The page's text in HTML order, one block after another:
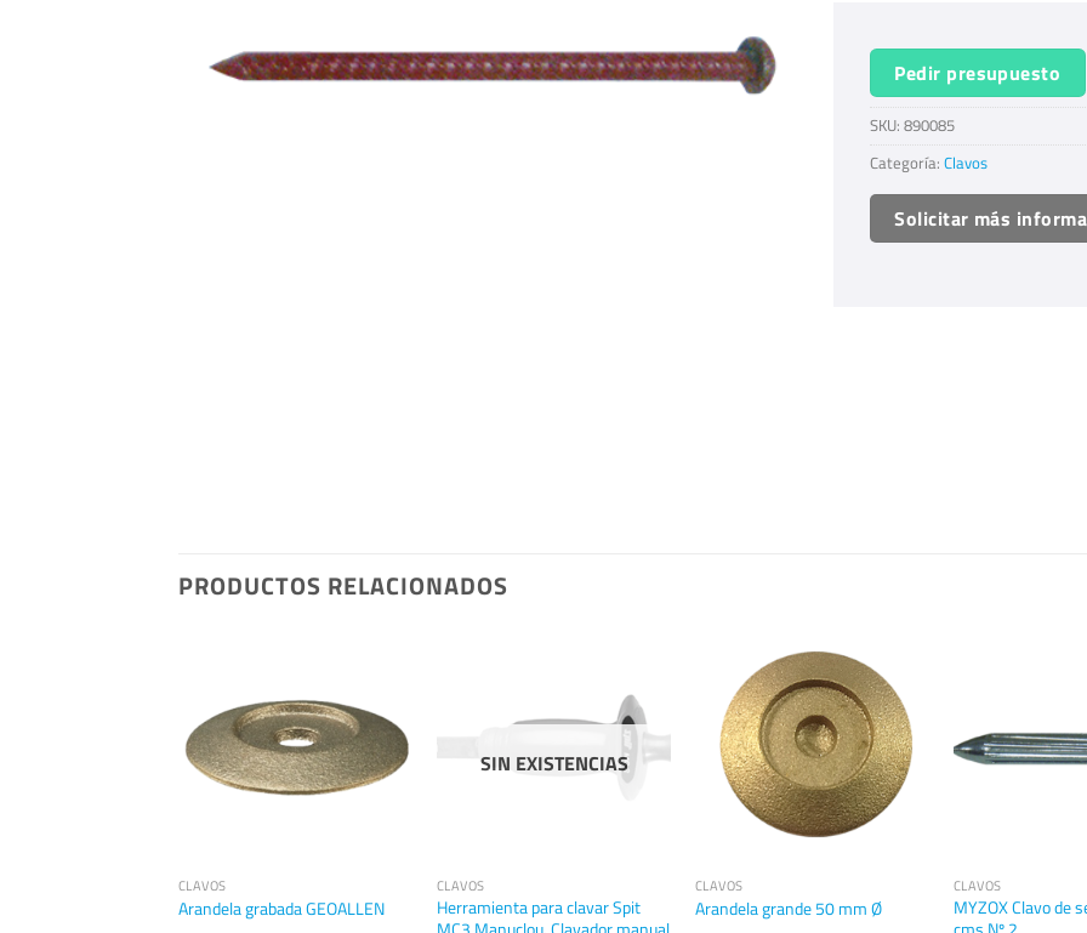
Pedir presupuesto
SKU: 890085
Categoría: Clavos
Solicitar más
PRODUCTOS RELACIONADOS
CLAVOS
Arandela grabada GEOALLEN
SIN EXISTENCIAS
CLAVOS
Herramienta para clavar Spit
CLAVOS
Arandela grande 50 mm Ø
CLAVOS
MYZOX Clavo de